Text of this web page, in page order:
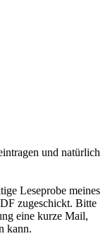
und natürlich
Leseprobe meines
zugeschickt. Bitte
eine kurze Mail,
kann.